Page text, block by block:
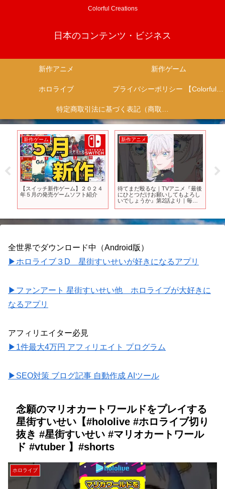
Colorful Creations
日本のコンテンツ・ビジネス
新作アニメ 新作ゲーム
ホロライブ プライバシーポリシー 【Colorful Creation】
特定商取引法に基づく表記（商取引に関する開示）
新作ゲーム
【スイッチ新作ゲーム】２０２４
年５月の発売ゲームソフト紹介
新作アニメ
待てまだ殴るな｜TVアニメ『最後
にひとつだけお願いしてもよろし
いでしょうか』第2話より｜毎週
麻沙美 #富田美憂
全世界でダウンロード中（Android版）
▶ホロライブ３D 星街すいせいが好きになるアプリ
▶ファンアート 星街すいせい他 ホロライブが大好きに
なるアプリ
アフィリエイター必見
▶1件最大4万円 アフィリエイト プログラム
▶SEO対策 ブログ記事 自動作成 AIツール
念願のマリオカートワールドをプレイする
星街すいせい【#hololive #ホロライブ切り
抜き #星街すいせい #マリオカートワール
ド #vtuber 】#shorts
ホロライブ